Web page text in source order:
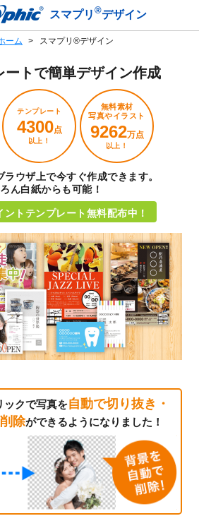
スマプリ ®デザイン
ーム スマプリ®デザイン
ートで簡単デザイン作成
テンプレート
4300点
以上！
無料素材
写真やイラスト
9262万点
以上！
ウザ上で今すぐ作成できます。
ん白紙からも可能！
ントテンプレート無料配布中！
ックで写真を自動で切り抜き・
除ができるようになりました！